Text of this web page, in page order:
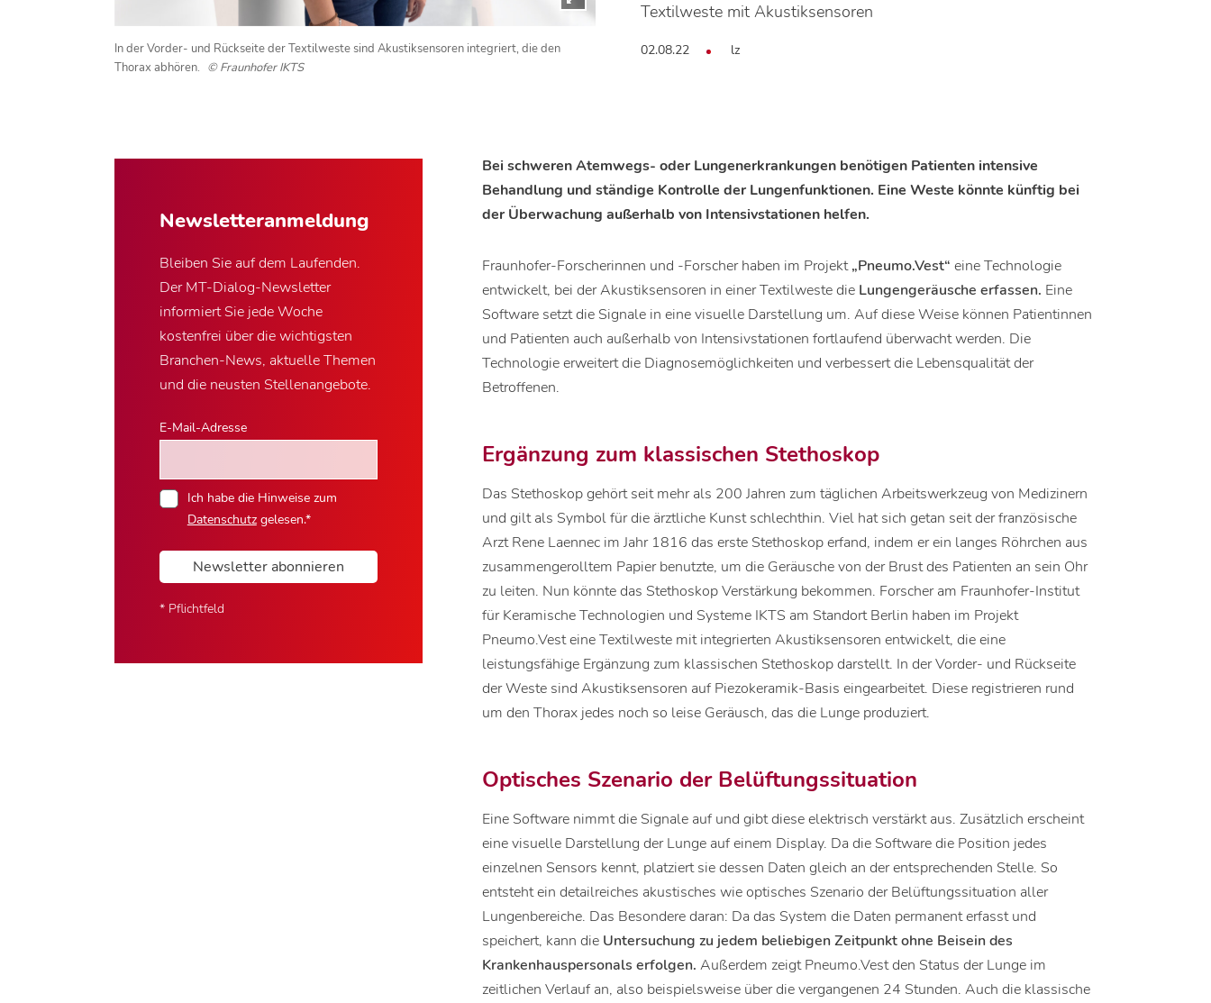
Textilweste mit Akustiksensoren
02.08.22 lz
In der Vorder- und Rückseite der Textilweste sind Akustiksensoren integriert, die den
Thorax abhören. © Fraunhofer IKTS
Newsletter­anmeldung
Bleiben Sie auf dem Laufenden.
Der MT-Dialog-Newsletter
informiert Sie jede Woche
kostenfrei über die wichtigsten
Branchen-News, aktuelle Themen
und die neusten Stellenangebote.
E-Mail-Adresse
Ich habe die Hinweise zum
Datenschutzgelesen.*
Newsletter abonnieren
* Pflichtfeld
Bei schweren Atemwegs- oder Lungenerkrankungen benötigen Patienten intensive
Behandlung und ständige Kontrolle der Lungenfunktionen. Eine Weste könnte künftig bei
der Überwachung außerhalb von Intensivstationen helfen.
Fraunhofer-Forscherinnen und -Forscher haben im Projekt„Pneumo.Vest“ eine Technologie
entwickelt, bei der Akustiksensoren in einer Textilweste die Lungengeräusche erfassen. Eine
Software setzt die Signale in eine visuelle Darstellung um. Auf diese Weise können Patientinnen
und Patienten auch außerhalb von Intensivstationen fortlaufend überwacht werden. Die
Technologie erweitert die Diagnosemöglichkeiten und verbessert die Lebensqualität der
Betroffenen.
Ergänzung zum klassischen Stethoskop
Das Stethoskop gehört seit mehr als 200 Jahren zum täglichen Arbeitswerkzeug von Medizinern
und gilt als Symbol für die ärztliche Kunst schlechthin. Viel hat sich getan seit der französische
Arzt Rene Laennec im Jahr 1816 das erste Stethoskop erfand, indem er ein langes Röhrchen aus
zusammengerolltem Papier benutzte, um die Geräusche von der Brust des Patienten an sein Ohr
zu leiten. Nun könnte das Stethoskop Verstärkung bekommen. Forscher am Fraunhofer-Institut
für Keramische Technologien und Systeme IKTS am Standort Berlin haben im Projekt
Pneumo.Vest eine Textilweste mit integrierten Akustiksensoren entwickelt, die eine
leistungsfähige Ergänzung zum klassischen Stethoskop darstellt. In der Vorder- und Rückseite
der Weste sind Akustiksensoren auf Piezokeramik-Basis eingearbeitet. Diese registrieren rund
um den Thorax jedes noch so leise Geräusch, das die Lunge produziert.
Optisches Szenario der Belüftungssituation
Eine Software nimmt die Signale auf und gibt diese elektrisch verstärkt aus. Zusätzlich erscheint
eine visuelle Darstellung der Lunge auf einem Display. Da die Software die Position jedes
einzelnen Sensors kennt, platziert sie dessen Daten gleich an der entsprechenden Stelle. So
entsteht ein detailreiches akustisches wie optisches Szenario der Belüftungssituation aller
Lungenbereiche. Das Besondere daran: Da das System die Daten permanent erfasst und
speichert, kann die Untersuchung zu jedem beliebigen Zeitpunkt ohne Beisein des
Krankenhauspersonals erfolgen.Außerdem zeigt Pneumo.Vest den Status der Lunge im
zeitlichen Verlauf an, also beispielsweise über die vergangenen 24 Stunden. Auch die klassische